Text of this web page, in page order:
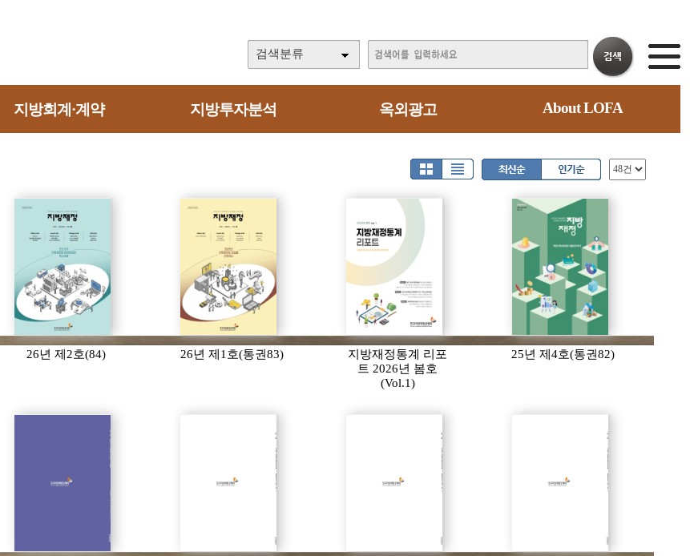
검색분류
지방회계·계약 지방투자분석 옥외광고 About LOFA
26년 제2호(84) 26년 제1호(통권83)
지방재정통계 리포
트 2026년 봄호
(Vol.1)
25년 제4호(통권82)